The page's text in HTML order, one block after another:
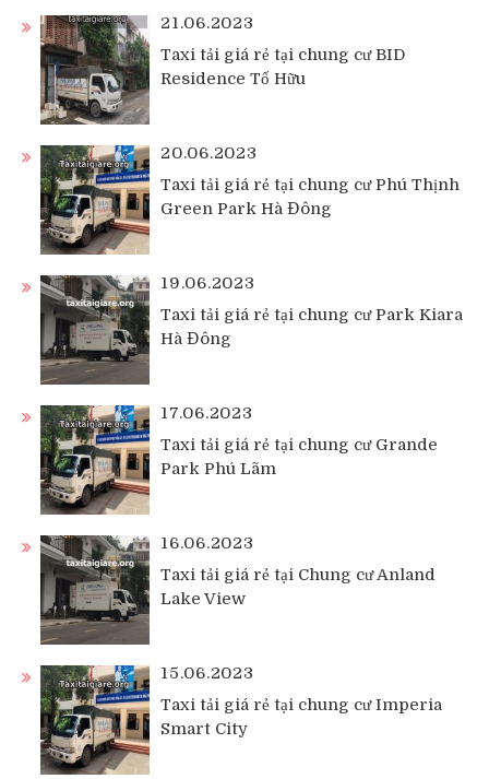
21.06.2023
Taxi tải giá rẻ tại chung cư BID
Residence Tố Hữu
20.06.2023
Taxi tải giá rẻ tại chung cư Phú Thịnh
Green Park Hà Đông
19.06.2023
Taxi tải giá rẻ tại chung cư Park Kiara
Hà Đông
17.06.2023
Taxi tải giá rẻ tại chung cư Grande
Park Phú Lãm
16.06.2023
Taxi tải giá rẻ tại Chung cư Anland
Lake View
15.06.2023
Taxi tải giá rẻ tại chung cư Imperia
Smart City